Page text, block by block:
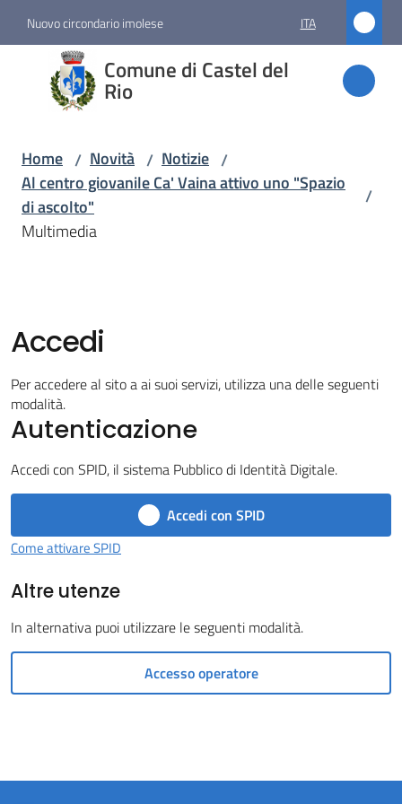
Nuovo circondario imolese ITA
Comune di Castel del
Rio
Comune
di
Castel
Amministrazione
Servizi
Vivere
Castel
Rio
Servizi
line
Tutti
Home / Novità / Notizie /
Al centro giovanile Ca' Vaina attivo uno "Spazio
di ascolto"
/
Multimedia
Accedi
Per accedere al sito a ai suoi servizi, utilizza una delle seguenti
modalità.
Autenticazione
Accedi con SPID, il sistema Pubblico di Identità Digitale.
Accedi con SPID
Come attivare SPID
Altre utenze
In alternativa puoi utilizzare le seguenti modalità.
Accesso operatore